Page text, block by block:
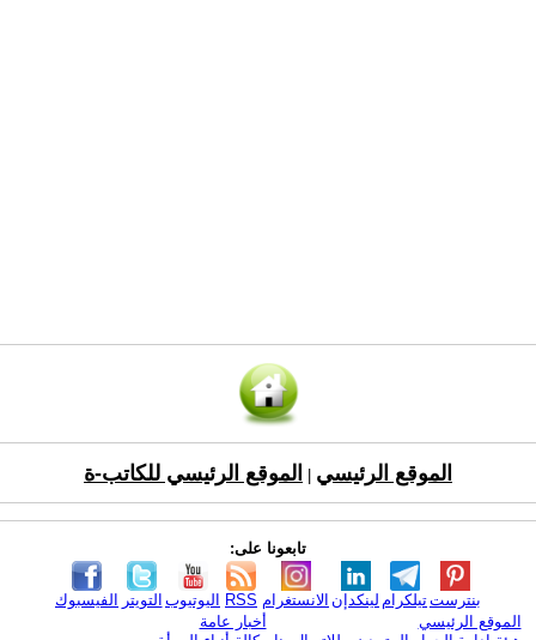
الموقع الرئيسي الموقع الرئيسي للكاتب-ة
تابعونا على:
الفيسبوك التويتر اليوتيوب RSS الانستغرام لينكدإن تيلكرامبنترست
الموقع الرئيسي
أخبار عامة